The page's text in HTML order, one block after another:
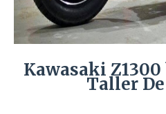
Kawasaki
Taller